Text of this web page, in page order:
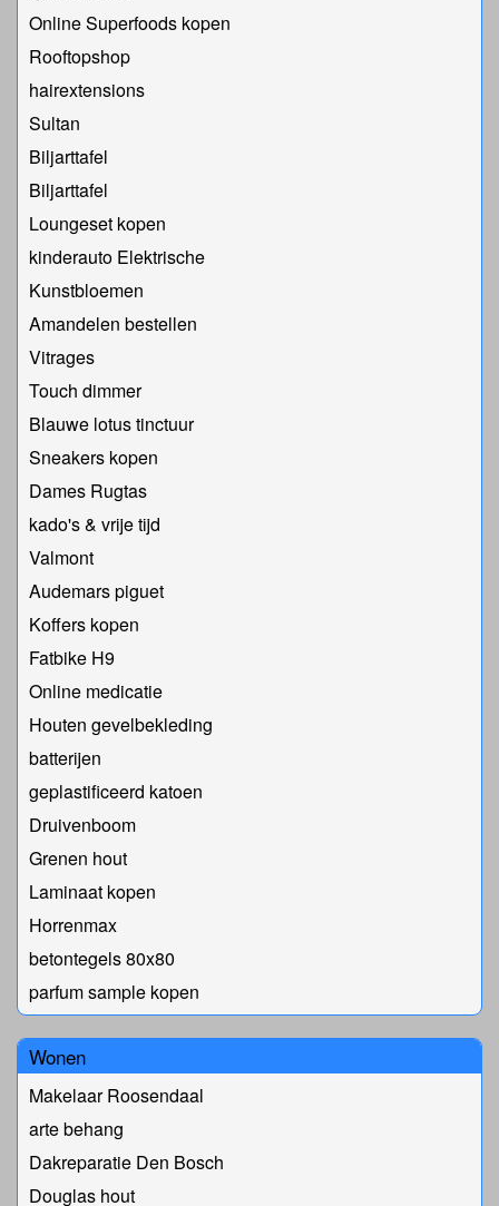
Online Superfoods kopen
Rooftopshop
hairextensions
Sultan
Biljarttafel
Biljarttafel
Loungeset kopen
kinderauto Elektrische
Kunstbloemen
Amandelen bestellen
Vitrages
Touch dimmer
Blauwe lotus tinctuur
Sneakers kopen
Dames Rugtas
kado's & vrije tijd
Valmont
Audemars piguet
Koffers kopen
Fatbike H9
Online medicatie
Houten gevelbekleding
batterijen
geplastificeerd katoen
Druivenboom
Grenen hout
Laminaat kopen
Horrenmax
betontegels 80x80
parfum sample kopen
Wonen
Makelaar Roosendaal
arte behang
Dakreparatie Den Bosch
Douglas hout